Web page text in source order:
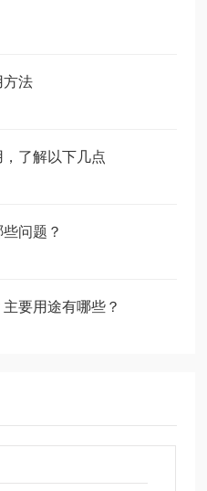
方法
了解以下几点
问题？
要用途有哪些？